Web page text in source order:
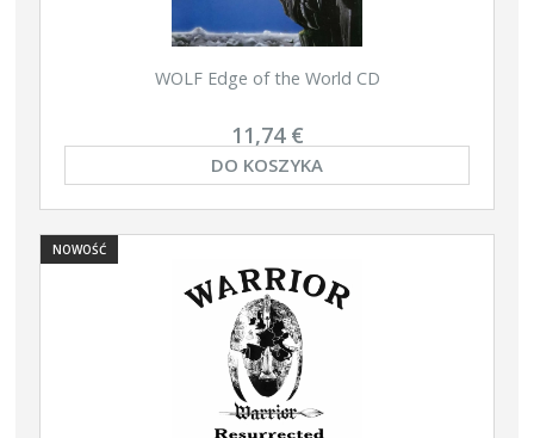
WOLF Edge of the World CD
11,74 €
DO KOSZYKA
NOWOŚĆ